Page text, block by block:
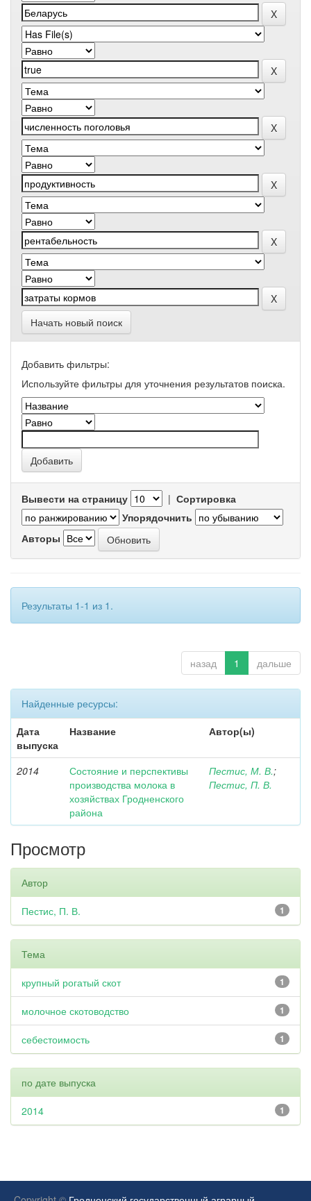
Начать новый поиск
Добавить фильтры:
Используйте фильтры для уточнения результатов поиска.
Вывести на страницу | Сортировка
Упорядочнить
Авторы
Результаты 1-1 из 1.
назад 1 дальше
Найденные ресурсы:
Дата
выпуска
Название Автор(ы)
2014
Состояние и перспективы
производства молока в
хозяйствах Гродненского
района
Пестис, М. В.;
Пестис, П. В.
Просмотр
Автор
1
Пестис, П. В.
Тема
1
крупный рогатый скот
1
молочное скотоводство
1
себестоимость
по дате выпуска
1
2014